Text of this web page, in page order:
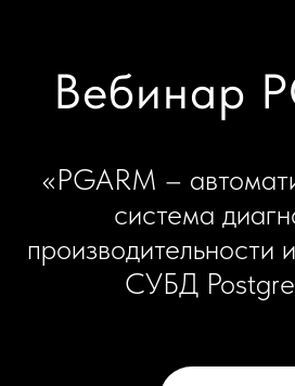
Вебинар
«PGARM –
система
производительности
СУБД